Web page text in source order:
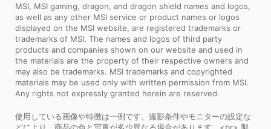
MSI, MSI gaming, dragon, and dragon shield names and logos,
as well as any other MSI service or product names or logos
displayed on the MSI website, are registered trademarks or
trademarks of MSI. The names and logos of third party
products and companies shown on our website and used in
the materials are the property of their respective owners and
may also be trademarks. MSI trademarks and copyrighted
materials may be used only with written permission from MSI.
Any rights not expressly granted herein are reserved.
使用している画像や特徴は一例です。撮影条件やモニターの設定な